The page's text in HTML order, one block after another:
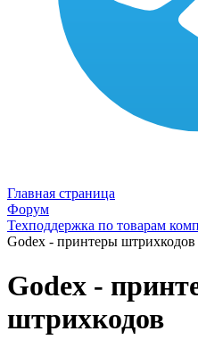
Главная страница
Форум
Техподдержка по товарам
Godex - принтеры штрихкодов
Godex -
штрихкодов